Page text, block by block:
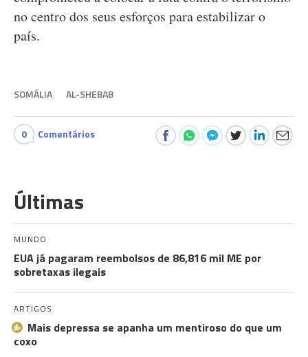
no centro dos seus esforços para estabilizar o
país.
SOMÁLIA AL-SHEBAB
0 Comentários
Últimas
MUNDO
EUA já pagaram reembolsos de 86,816 mil ME por
sobretaxas ilegais
ARTIGOS
Mais depressa se apanha um mentiroso do que um
coxo